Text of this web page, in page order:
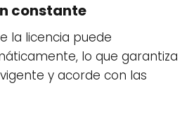
constante
la licencia puede
lo que garantiza
y acorde con las